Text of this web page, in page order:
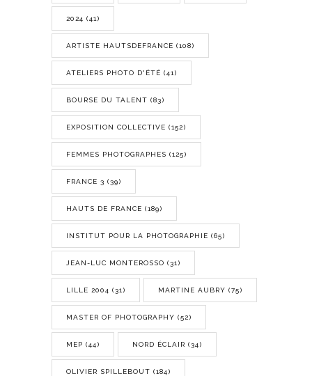
2024 (41)
ARTISTE HAUTSDEFRANCE (108)
ATELIERS PHOTO D'ÉTÉ (41)
BOURSE DU TALENT (83)
EXPOSITION COLLECTIVE (152)
FEMMES PHOTOGRAPHES (125)
FRANCE 3 (39)
HAUTS DE FRANCE (189)
INSTITUT POUR LA PHOTOGRAPHIE (65)
JEAN-LUC MONTEROSSO (31)
LILLE 2004 (31) MARTINE AUBRY (75)
MASTER OF PHOTOGRAPHY (52)
MEP (44) NORD ÉCLAIR (34)
OLIVIER SPILLEBOUT (184)